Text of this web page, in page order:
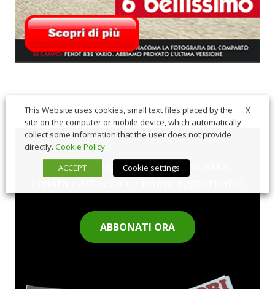
Sfoglia comodamente la nostra
rivista cartacea e rimani aggiornato!
ABBONATI ORA
X
This Website uses cookies, small text files placed by the
site on the computer or mobile device, which automatically
collect some information that the user does not provide
directly. Cookie Policy
ACCEPT
Cookie settings